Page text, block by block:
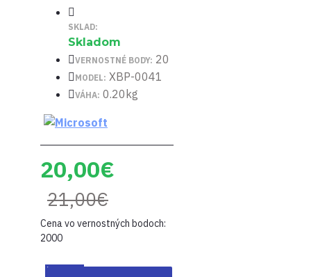
SKLAD:
Skladom
VERNOSTNÉ BODY: 20
MODEL: XBP-0041
VÁHA: 0.20kg
20,00€
21,00€
Cena vo vernostných bodoch:
2000